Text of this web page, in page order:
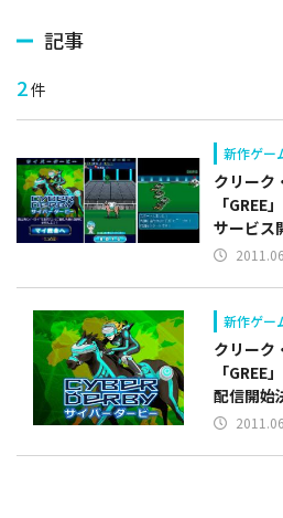
記事
2件
新作ゲー
クリーク
「
サービス
新作ゲー
クリーク
「
配信開始